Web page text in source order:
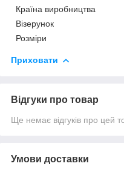
Країна виробництва
Візерунок
Розміри
Приховати
Відгуки про товар
Ще немає відгуків про цей
Умови доставки